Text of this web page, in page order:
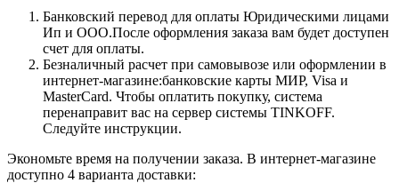
Банковский перевод для оплаты Юридическими лицами
Ип и ООО.После оформления заказа вам будет доступен
счет для оплаты.
Безналичный расчет при самовывозе или оформлении в
интернет-магазине:банковские карты МИР, Visa и
MasterCard. Чтобы оплатить покупку, система
перенаправит вас на сервер системы TINKOFF.
Следуйте инструкции.
Экономьте время на получении заказа. В интернет-магазине
доступно 4 варианта доставки: